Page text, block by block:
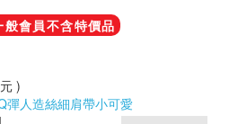
般會員不含特價品
元 )
彈人造絲細肩帶小可愛